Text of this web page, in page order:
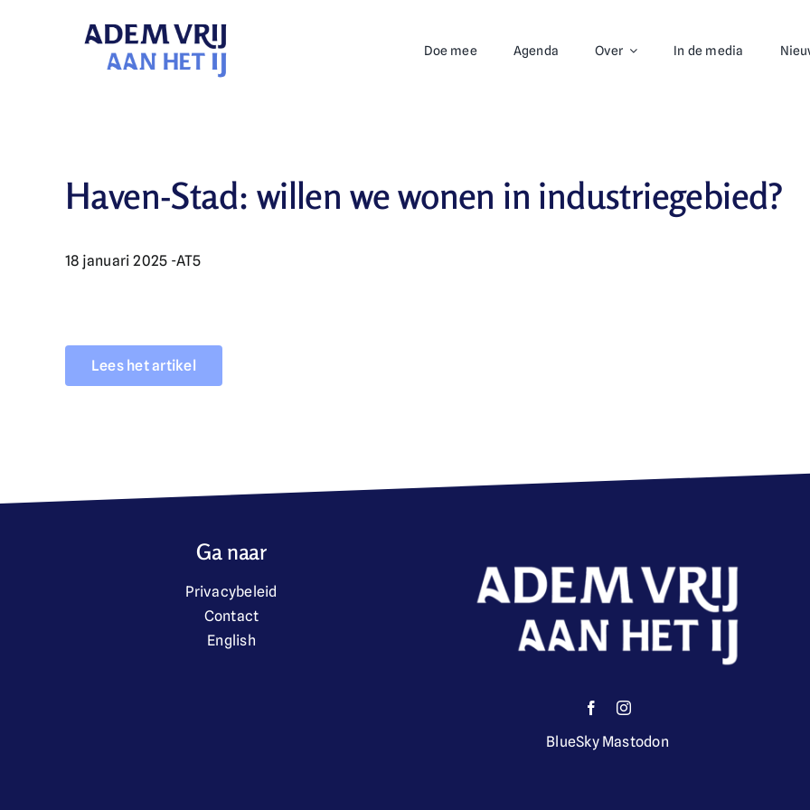
Doe mee Agenda Over In de media
Haven-Stad: willen we wonen in industriegebied?
18 januari 2025 -AT5
Lees het artikel
Ga naar
Privacybeleid
Contact
English
BlueSky Mastodon